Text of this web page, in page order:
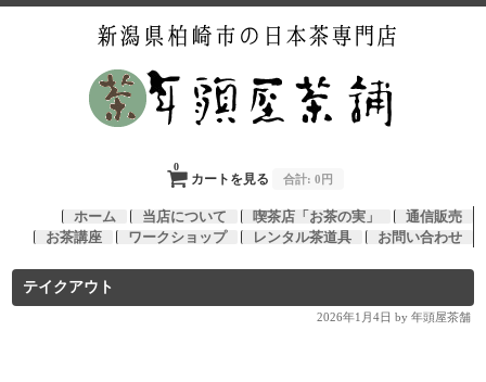
カートを見る
0
合計: 0円
ホーム 当店について 喫茶店「お茶の実」
通信販売
お茶講座
ワークショップ レンタル茶道具 お問い合わせ
テイクアウト
2026年1月4日 by 年頭屋茶舗